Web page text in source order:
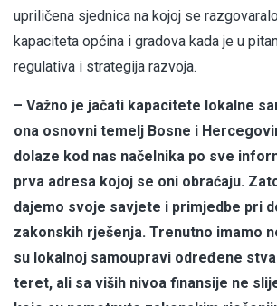
upriličena sjednica na kojoj se
kapaciteta općina i gradova kada je u
regulativa i strategija razvoja.
– Važno je jačati kapacitete lokalne
ona osnovni temelj Bosne i
dolaze kod nas načelnika po sve
prva adresa kojoj se oni obraćaju.
dajemo svoje savjete i primjedbe pri
zakonskih rješenja. Trenutno imamo
su lokalnoj samoupravi određene
teret, ali sa viših nivoa finansije ne